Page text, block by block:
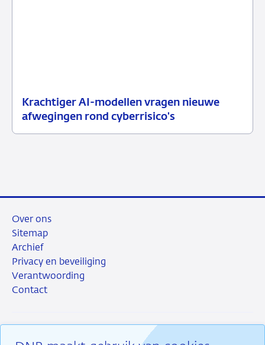
Krachtiger AI-modellen vragen nieuwe
afwegingen rond cyberrisico's
10
Nieuwsbericht
Over ons
Sitemap
Archief
Privacy en beveiliging
Verantwoording
Contact